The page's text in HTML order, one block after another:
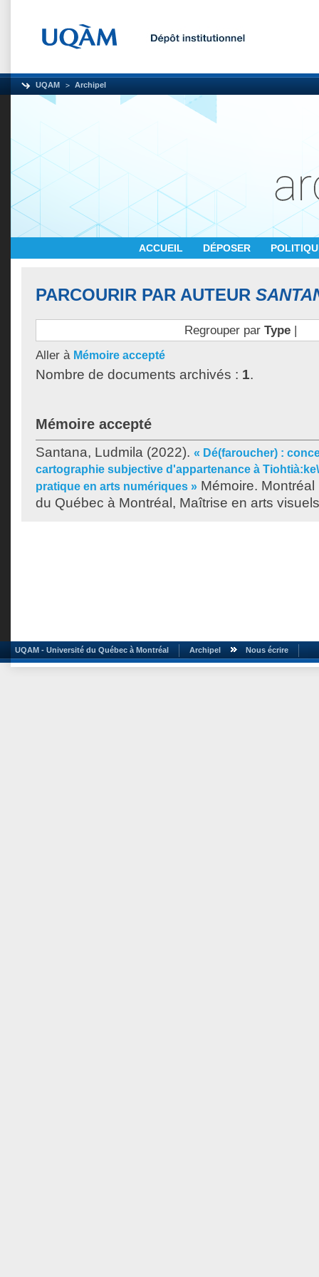
UQAM Archipel
ACCUEIL DÉPOSER
PARCOURIR PAR AUTEUR
Regrouper par Type|
Aller à Mémoire accepté
Nombre de documents archivés : 1.
Mémoire accepté
Santana, Ludmila (2022). « Dé(faroucher) :
cartographie subjective d'appartenance à
pratique en arts numériques » Mémoire.
du Québec à Montréal, Maîtrise en arts
UQAM - Université du Québec à Montréal Archipel Nous écrire